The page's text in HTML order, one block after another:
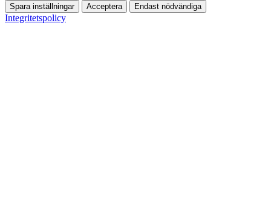
Spara inställningar Acceptera Endast nödvändiga
Integritetspolicy